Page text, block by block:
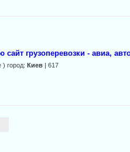
сайт грузоперевозки - авиа,
) город: Киев| 617